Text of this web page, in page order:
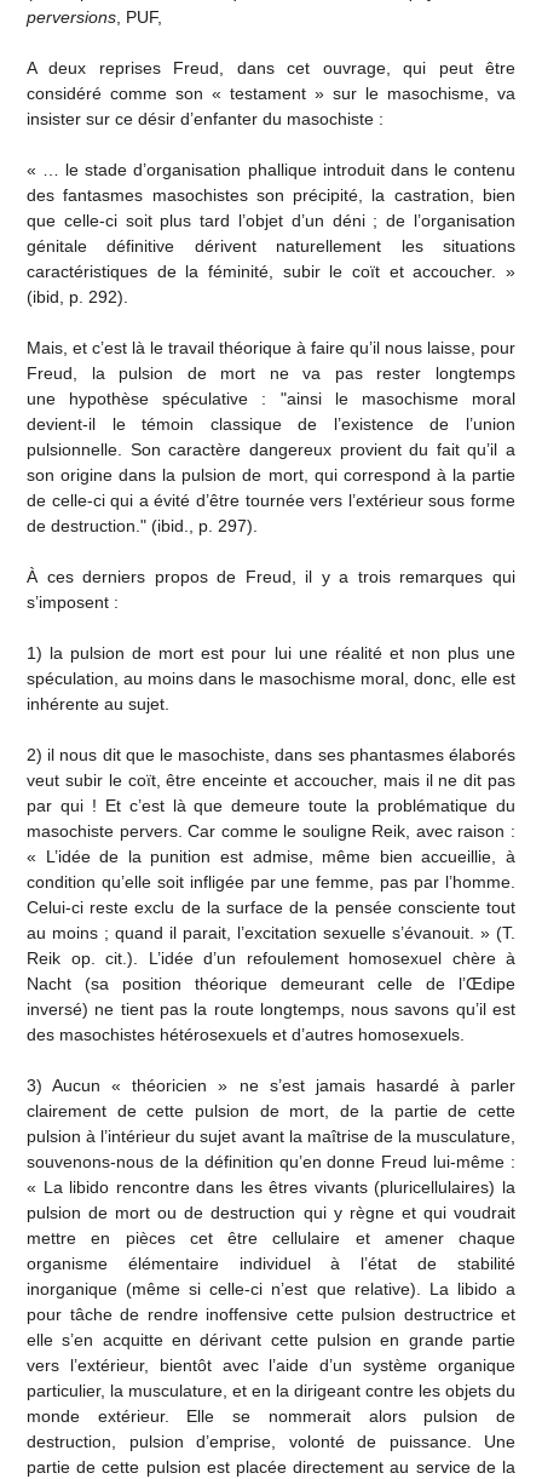
perversions, PUF,
A deux reprises Freud, dans cet ouvrage, qui peut être
considéré comme son « testament » sur le masochisme, va
insister sur ce désir d’enfanter du masochiste :
« … le stade d’organisation phallique introduit dans le contenu
des fantasmes masochistes son précipité, la castration, bien
que celle-ci soit plus tard l’objet d’un déni ; de l’organisation
génitale définitive dérivent naturellement les situations
caractéristiques de la féminité, subir le coït et accoucher. »
(ibid, p. 292).
Mais, et c’est là le travail théorique à faire qu’il nous laisse, pour
Freud, la pulsion de mort ne va pas rester longtemps
une hypothèse spéculative : "ainsi le masochisme moral
devient-il le témoin classique de l’existence de l’union
pulsionnelle. Son caractère dangereux provient du fait qu’il a
son origine dans la pulsion de mort, qui correspond à la partie
de celle-ci qui a évité d’être tournée vers l’extérieur sous forme
de destruction." (ibid., p. 297).
À ces derniers propos de Freud, il y a trois remarques qui
s’imposent :
1) la pulsion de mort est pour lui une réalité et non plus une
spéculation, au moins dans le masochisme moral, donc, elle est
inhérente au sujet.
2) il nous dit que le masochiste, dans ses phantasmes élaborés
veut subir le coït, être enceinte et accoucher, mais il ne dit pas
par qui ! Et c’est là que demeure toute la problématique du
masochiste pervers. Car comme le souligne Reik, avec raison :
« L’idée de la punition est admise, même bien accueillie, à
condition qu’elle soit infligée par une femme, pas par l’homme.
Celui-ci reste exclu de la surface de la pensée consciente tout
au moins ; quand il parait, l’excitation sexuelle s’évanouit. » (T.
Reik op. cit.). L’idée d’un refoulement homosexuel chère à
Nacht (sa position théorique demeurant celle de l’Œdipe
inversé) ne tient pas la route longtemps, nous savons qu’il est
des masochistes hétérosexuels et d’autres homosexuels.
3) Aucun « théoricien » ne s’est jamais hasardé à parler
clairement de cette pulsion de mort, de la partie de cette
pulsion à l’intérieur du sujet avant la maîtrise de la musculature,
souvenons-nous de la définition qu’en donne Freud lui-même :
« La libido rencontre dans les êtres vivants (pluricellulaires) la
pulsion de mort ou de destruction qui y règne et qui voudrait
mettre en pièces cet être cellulaire et amener chaque
organisme élémentaire individuel à l’état de stabilité
inorganique (même si celle-ci n’est que relative). La libido a
pour tâche de rendre inoffensive cette pulsion destructrice et
elle s’en acquitte en dérivant cette pulsion en grande partie
vers l’extérieur, bientôt avec l’aide d’un système organique
particulier, la musculature, et en la dirigeant contre les objets du
monde extérieur. Elle se nommerait alors pulsion de
destruction, pulsion d’emprise, volonté de puissance. Une
partie de cette pulsion est placée directement au service de la